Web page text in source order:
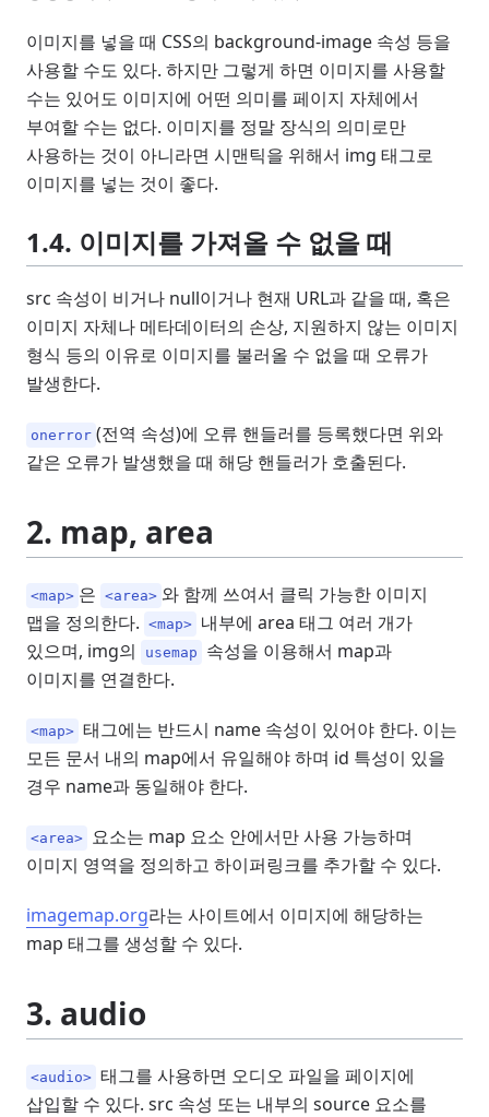
이미지를 넣을 때 CSS의 background-image 속성 등을
사용할 수도 있다. 하지만 그렇게 하면 이미지를 사용할
수는 있어도 이미지에 어떤 의미를 페이지 자체에서
부여할 수는 없다. 이미지를 정말 장식의 의미로만
사용하는 것이 아니라면 시맨틱을 위해서 img 태그로
이미지를 넣는 것이 좋다.
1.4. 이미지를 가져올 수 없을 때
src 속성이 비거나 null이거나 현재 URL과 같을 때, 혹은
이미지 자체나 메타데이터의 손상, 지원하지 않는 이미지
형식 등의 이유로 이미지를 불러올 수 없을 때 오류가
발생한다.
onerror (전역 속성)에 오류 핸들러를 등록했다면 위와
같은 오류가 발생했을 때 해당 핸들러가 호출된다.
2. map, area
<map> 은 <area> 와 함께 쓰여서 클릭 가능한 이미지
맵을 정의한다. <map> 내부에 area 태그 여러 개가
있으며, img의
usemap
속성을 이용해서 map과
이미지를 연결한다.
<map> 태그에는 반드시 name 속성이 있어야 한다. 이는
모든 문서 내의 map에서 유일해야 하며 id 특성이 있을
경우 name과 동일해야 한다.
<area> 요소는 map 요소 안에서만 사용 가능하며
이미지 영역을 정의하고 하이퍼링크를 추가할 수 있다.
imagemap.org라는 사이트에서 이미지에 해당하는
map 태그를 생성할 수 있다.
3. audio
<audio> 태그를 사용하면 오디오 파일을 페이지에
삽입할 수 있다. src 속성 또는 내부의 source 요소를